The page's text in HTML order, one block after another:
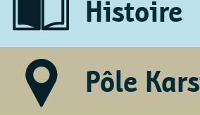
Histoire
Pôle